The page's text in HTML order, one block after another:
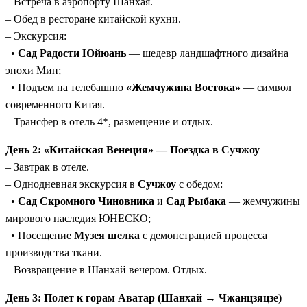
мост, горы Юаньцзяцзе) с атмосферным древним
городом Фэнхуан, где время остановилось.
Все перелёты внутри Китая включены:
ваше время и делает бюджет поездки предсказуемым.
Наследие ЮНЕСКО:
Сучжоу, природный парк Улинъюань, древний город
Фэнхуан, Запретный город и Великую Китайскую стену.
– Обед в ресторане китайской кухни.
– Экскурсия:
• Сад Радости Юйюань — шедевр ландшафтного дизайна
эпохи Мин;
• Подъем на телебашню «Жемчужина Востока» — символ
современного Китая.
– Трансфер в отель 4*, размещение и отдых.
День 2: «Китайская Венеция» — Поездка в Сучжоу
– Завтрак в отеле.
– Однодневная экскурсия в Сучжоу с обедом:
• Сад Скромного Чиновника и Сад Рыбака — жемчужины
мирового наследия ЮНЕСКО;
• Посещение Музея шелка с демонстрацией процесса
производства ткани.
– Возвращение в Шанхай вечером. Отдых.
День 3: Полет к горам Аватар (Шанхай → Чжанцзяцзе)